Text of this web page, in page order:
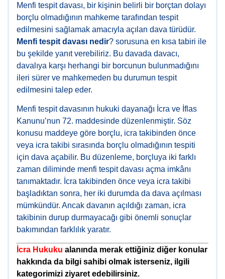
Menfi tespit davası, bir kişinin belirli bir borçtan dolayı
borçlu olmadığının mahkeme tarafından tespit
edilmesini sağlamak amacıyla açılan dava türüdür.
Menfi tespit davası nedir? sorusuna en kısa tabiri ile
bu şekilde yanıt verebiliriz. Bu davada davacı,
davalıya karşı herhangi bir borcunun bulunmadığını
ileri sürer ve mahkemeden bu durumun tespit
edilmesini talep eder.
Menfi tespit davasının hukuki dayanağı İcra ve İflas
Kanunu’nun 72. maddesinde düzenlenmiştir. Söz
konusu maddeye göre borçlu, icra takibinden önce
veya icra takibi sırasında borçlu olmadığının tespiti
için dava açabilir. Bu düzenleme, borçluya iki farklı
zaman diliminde menfi tespit davası açma imkânı
tanımaktadır. İcra takibinden önce veya icra takibi
başladıktan sonra, her iki durumda da dava açılması
mümkündür. Ancak davanın açıldığı zaman, icra
takibinin durup durmayacağı gibi önemli sonuçlar
bakımından farklılık yaratır.
İcra Hukuku alanında merak ettiğiniz diğer konular
hakkında da bilgi sahibi olmak isterseniz, ilgili
kategorimizi ziyaret edebilirsiniz.